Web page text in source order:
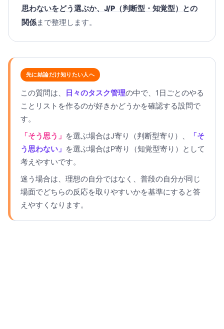
思わないをどう選ぶか、J/P（判断型・知覚型）との
関係まで整理します。
先に結論だけ知りたい人へ
この質問は、 日々のタスク管理の中で、1日ごとのやる
ことリストを作るのが好きかどうかを確認する設問で
す。
「そう思う」 を選ぶ場合はJ寄り（判断型寄り）、
「そ
う思わない」 を選ぶ場合はP寄り（知覚型寄り）として
考えやすいです。
迷う場合は、理想の自分ではなく、普段の自分が同じ
場面でどちらの反応を取りやすいかを基準にすると答
えやすくなります。